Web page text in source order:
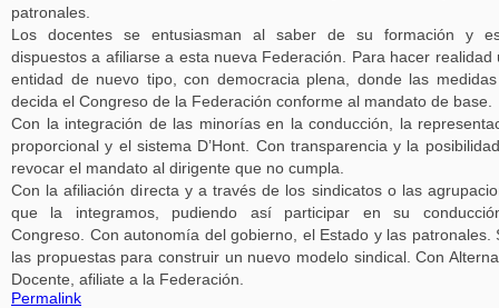
patronales.
Los docentes se entusiasman al saber de su formación y
dispuestos a afiliarse a esta nueva Federación. Para hacer realidad
entidad de nuevo tipo, con democracia plena, donde las
decida el Congreso de la Federación conforme al mandato de base.
Con la integración de las minorías en la conducción, la
proporcional y el sistema D’Hont. Con transparencia y la
revocar el mandato al dirigente que no cumpla.
Con la afiliación directa y a través de los sindicatos o las
que la integramos, pudiendo así participar en su
Congreso. Con autonomía del gobierno, el Estado y las patronales.
las propuestas para construir un nuevo modelo sindical. Con
Docente, afiliate a la Federación.
Permalink